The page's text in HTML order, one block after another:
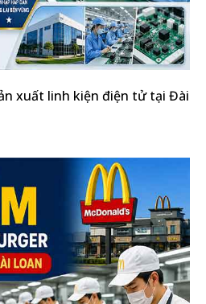
xuất linh kiện điện tử tại Đài